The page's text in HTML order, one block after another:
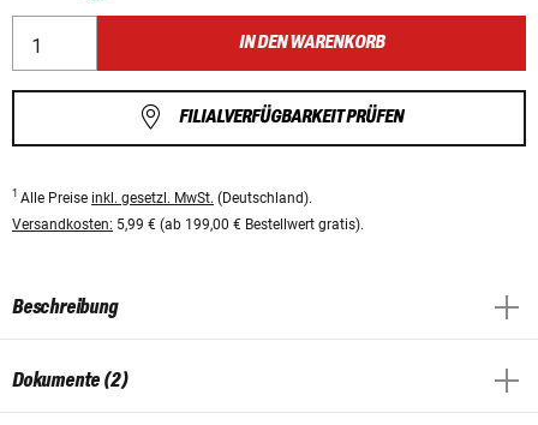
IN DEN WARENKORB
FILIALVERFÜGBARKEIT PRÜFEN
1 Alle Preise inkl. gesetzl. MwSt. (Deutschland).
Versandkosten: 5,99 € (ab 199,00 € Bestellwert gratis).
Beschreibung
Dokumente (2)